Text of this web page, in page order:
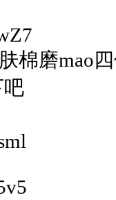
棉磨mao